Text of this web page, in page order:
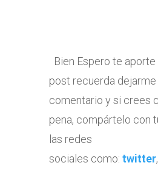
Bien Espero te
post recuerda dejarme
comentario y si crees
pena, compártelo con
las redes
sociales como: twitter,